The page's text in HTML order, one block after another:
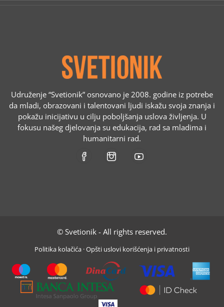
Udruženje “Svetionik” osnovano je 2008. godine iz potrebe
da mladi, obrazovani i talentovani ljudi iskažu svoja znanja i
pokažu inicijativu u cilju poboljšanja uslova življenja. U
fokusu našeg djelovanja su edukacija, rad sa mladima i
humanitarni rad.
© Svetionik - All rights reserved.
Politika kolačića ·Opšti uslovi korišćenja i privatnosti